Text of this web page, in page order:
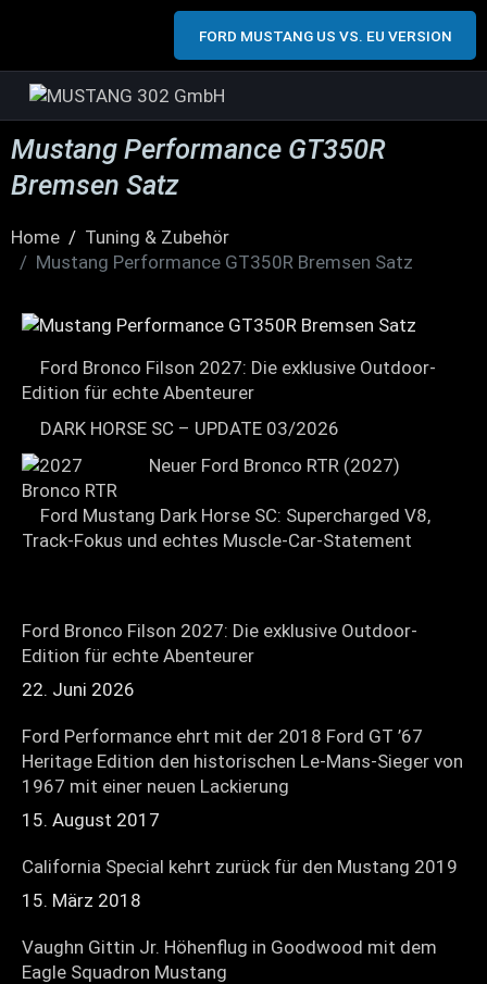
FORD MUSTANG US VS. EU VERSION
Mustang Performance GT350R
Bremsen Satz
Home
Tuning & Zubehör
Mustang Performance GT350R Bremsen Satz
Ford Bronco Filson 2027: Die exklusive Outdoor-
Edition für echte Abenteurer
DARK HORSE SC – UPDATE 03/2026
Neuer Ford Bronco RTR (2027)
Ford Mustang Dark Horse SC: Supercharged V8,
Track-Fokus und echtes Muscle-Car-Statement
Ford Bronco Filson 2027: Die exklusive Outdoor-
Edition für echte Abenteurer
22. Juni 2026
Ford Performance ehrt mit der 2018 Ford GT ’67
Heritage Edition den historischen Le-Mans-Sieger von
1967 mit einer neuen Lackierung
15. August 2017
California Special kehrt zurück für den Mustang 2019
15. März 2018
Vaughn Gittin Jr. Höhenflug in Goodwood mit dem
Eagle Squadron Mustang